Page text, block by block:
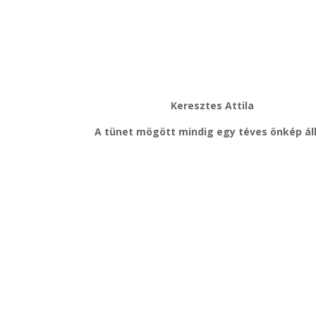
Keresztes Attila
A tünet mögött mindig egy téves önkép